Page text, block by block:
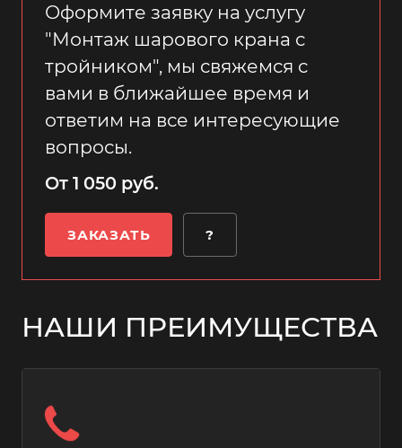
Оформите заявку на услугу
"Монтаж шарового крана с
тройником", мы свяжемся с
вами в ближайшее время и
ответим на все интересующие
вопросы.
От 1 050 руб.
ЗАКАЗАТЬ ?
НАШИ ПРЕИМУЩЕСТВА